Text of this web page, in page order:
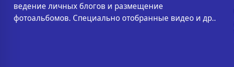
ведение личных блогов и размещение
фотоальбомов. Специально отобранные видео и др..